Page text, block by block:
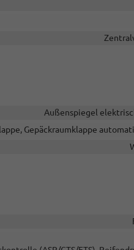
Außenspiegel
Gepäckraumklappe